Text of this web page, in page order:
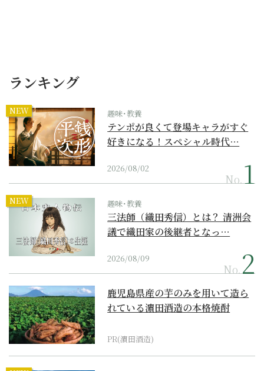
ランキング
NEW 趣味･教養
テンポが良くて登場キャラがすぐ
好きになる！スペシャル時代…
2026/08/02
No.
NEW 趣味･教養
三法師（織田秀信）とは？ 清洲会
議で織田家の後継者となっ…
2026/08/09
No.
鹿児島県産の芋のみを用いて造ら
れている濵田酒造の本格焼酎
PR(濵田酒造)